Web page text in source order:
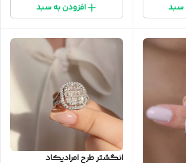
سبد افزودن به سبد
انگشتر طرح امرادیکاد